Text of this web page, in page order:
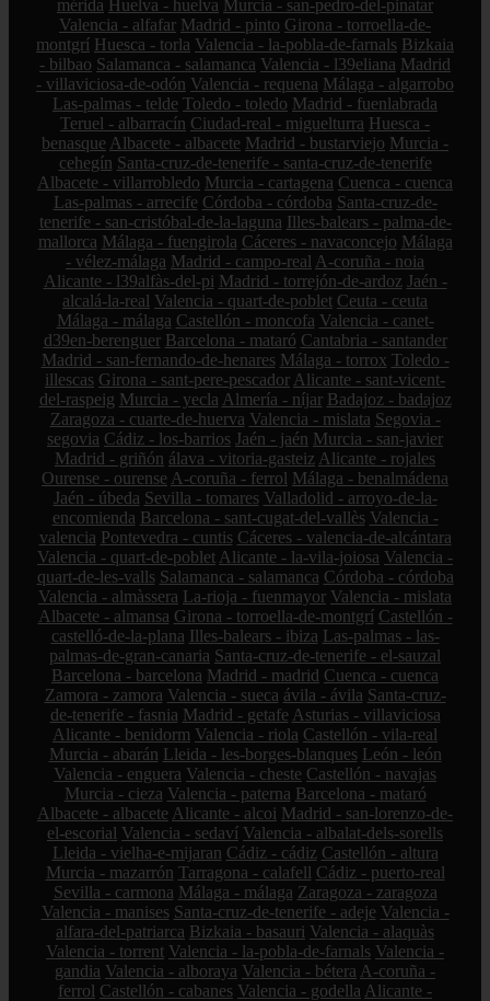
mérida Huelva - huelva Murcia - san-pedro-del-pinatar
Valencia - alfafar Madrid - pinto Girona - torroella-de-
montgrí Huesca - torla Valencia - la-pobla-de-farnals Bizkaia
- bilbao Salamanca - salamanca Valencia - l39eliana Madrid
- villaviciosa-de-odón Valencia - requena Málaga - algarrobo
Las-palmas - telde Toledo - toledo Madrid - fuenlabrada
Teruel - albarracín Ciudad-real - miguelturra Huesca -
benasque Albacete - albacete Madrid - bustarviejo Murcia -
cehegín Santa-cruz-de-tenerife - santa-cruz-de-tenerife
Albacete - villarrobledo Murcia - cartagena Cuenca - cuenca
Las-palmas - arrecife Córdoba - córdoba Santa-cruz-de-
tenerife - san-cristóbal-de-la-laguna Illes-balears - palma-de-
mallorca Málaga - fuengirola Cáceres - navaconcejo Málaga
- vélez-málaga Madrid - campo-real A-coruña - noia
Alicante - l39alfàs-del-pi Madrid - torrejón-de-ardoz Jaén -
alcalá-la-real Valencia - quart-de-poblet Ceuta - ceuta
Málaga - málaga Castellón - moncofa Valencia - canet-
d39en-berenguer Barcelona - mataró Cantabria - santander
Madrid - san-fernando-de-henares Málaga - torrox Toledo -
illescas Girona - sant-pere-pescador Alicante - sant-vicent-
del-raspeig Murcia - yecla Almería - níjar Badajoz - badajoz
Zaragoza - cuarte-de-huerva Valencia - mislata Segovia -
segovia Cádiz - los-barrios Jaén - jaén Murcia - san-javier
Madrid - griñón álava - vitoria-gasteiz Alicante - rojales
Ourense - ourense A-coruña - ferrol Málaga - benalmádena
Jaén - úbeda Sevilla - tomares Valladolid - arroyo-de-la-
encomienda Barcelona - sant-cugat-del-vallès Valencia -
valencia Pontevedra - cuntis Cáceres - valencia-de-alcántara
Valencia - quart-de-poblet Alicante - la-vila-joiosa Valencia -
quart-de-les-valls Salamanca - salamanca Córdoba - córdoba
Valencia - almàssera La-rioja - fuenmayor Valencia - mislata
Albacete - almansa Girona - torroella-de-montgrí Castellón -
castelló-de-la-plana Illes-balears - ibiza Las-palmas - las-
palmas-de-gran-canaria Santa-cruz-de-tenerife - el-sauzal
Barcelona - barcelona Madrid - madrid Cuenca - cuenca
Zamora - zamora Valencia - sueca ávila - ávila Santa-cruz-
de-tenerife - fasnia Madrid - getafe Asturias - villaviciosa
Alicante - benidorm Valencia - riola Castellón - vila-real
Murcia - abarán Lleida - les-borges-blanques León - león
Valencia - enguera Valencia - cheste Castellón - navajas
Murcia - cieza Valencia - paterna Barcelona - mataró
Albacete - albacete Alicante - alcoi Madrid - san-lorenzo-de-
el-escorial Valencia - sedaví Valencia - albalat-dels-sorells
Lleida - vielha-e-mijaran Cádiz - cádiz Castellón - altura
Murcia - mazarrón Tarragona - calafell Cádiz - puerto-real
Sevilla - carmona Málaga - málaga Zaragoza - zaragoza
Valencia - manises Santa-cruz-de-tenerife - adeje Valencia -
alfara-del-patriarca Bizkaia - basauri Valencia - alaquàs
Valencia - torrent Valencia - la-pobla-de-farnals Valencia -
gandia Valencia - alboraya Valencia - bétera A-coruña -
ferrol Castellón - cabanes Valencia - godella Alicante -